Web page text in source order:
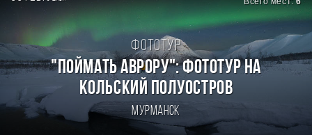
Фототур
"Поймать Аврору": фототур на
Кольский полуостров
Мурманск